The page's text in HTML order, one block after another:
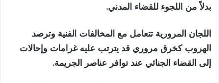
بدلاً من اللجوء للقضاء المدني.
اللجان المرورية تتعامل مع المخالفات الفنية وترصد
الهروب كخرق مروري قد يترتب عليه غرامات وإحالات
إلى القضاء الجنائي عند توافر عناصر الجريمة.